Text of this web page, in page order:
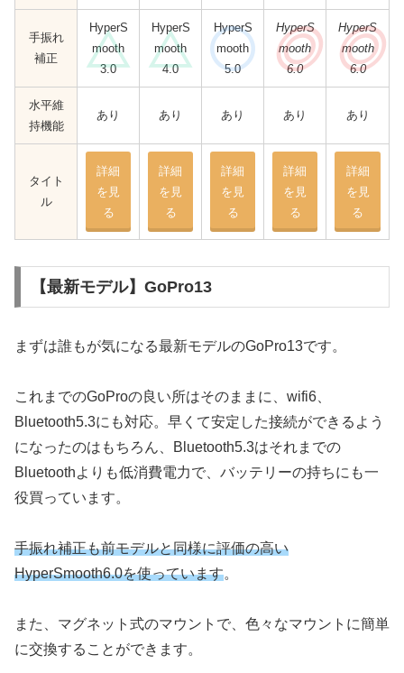
手振れ
補正
HyperS
mooth
3.0
HyperS
mooth
4.0
HyperS
mooth
5.0
HyperS
mooth
6.0
HyperS
mooth
6.0
水平維
持機能
あり あり あり あり あり
タイト
ル
詳細
を見
る
詳細
を見
る
詳細
を見
る
詳細
を見
る
詳細
を見
る
【最新モデル】GoPro13
まずは誰もが気になる最新モデルのGoPro13です。
これまでのGoProの良い所はそのままに、wifi6、
Bluetooth5.3にも対応。早くて安定した接続ができるよう
になったのはもちろん、Bluetooth5.3はそれまでの
Bluetoothよりも低消費電力で、バッテリーの持ちにも一
役買っています。
手振れ補正も前モデルと同様に評価の高い
HyperSmooth6.0を使っています。
また、マグネット式のマウントで、色々なマウントに簡単
に交換することができます。